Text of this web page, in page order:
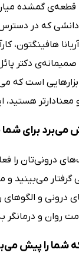
قطعه‌ی گمشده
که در دسترس
هافینگتون،
دکتر
است که
معنادارتر
می‌برد برای
درونی‌تان را
می‌بینید و
درونی و
و درمانگر
شما را پیش